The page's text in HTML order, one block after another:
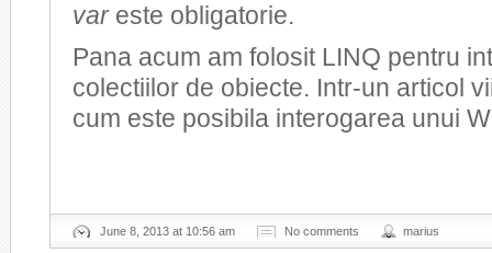
vareste obligatorie.
Pana acum am folosit LINQ pentru
colectiilor de obiecte. Intr-un articol
cum este posibila interogarea unui
June 8, 2013 at 10:56 am No comments marius